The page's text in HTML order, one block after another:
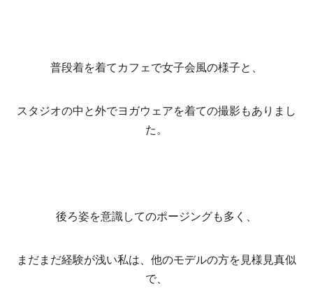
普段着を着てカフェで女子会風の様子と、
スタジオの中と外でヨガウェアを着ての撮影もありまし
た。
後ろ姿を意識してのポージングも多く、
まだまだ経験が浅い私は、他のモデルの方を見様見真似
で、